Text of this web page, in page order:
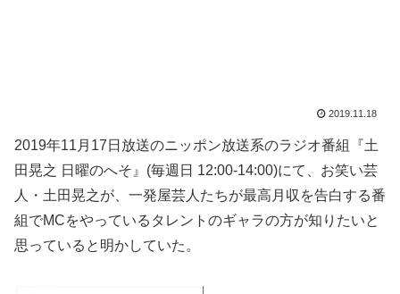
2019.11.18
2019年11月17日放送のニッポン放送系のラジオ番組『土
田晃之 日曜のへそ』(毎週日 12:00-14:00)にて、お笑い芸
人・土田晃之が、一発屋芸人たちが最高月収を告白する番
組でMCをやっているタレントのギャラの方が知りたいと
思っていると明かしていた。